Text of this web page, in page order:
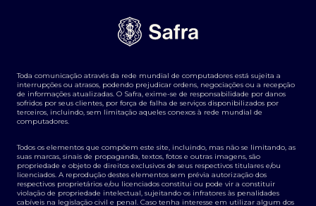
Transparência de remuneração
Termos e Condições para Portabilidade de Investimento
Toda comunicação através da rede mundial de computadores está sujeita a
interrupções ou atrasos, podendo prejudicar ordens, negociações ou a recepção
de informações atualizadas. O Safra, exime-se de responsabilidade por danos
sofridos por seus clientes, por força de falha de serviços disponibilizados por
terceiros, incluindo, sem limitação aqueles conexos à rede mundial de
computadores.
Todos os elementos que compõem este site, incluindo, mas não se limitando, as
suas marcas, sinais de propaganda, textos, fotos e outras imagens, são
propriedade e objeto de direitos exclusivos de seus respectivos titulares e/ou
licenciados. A reprodução destes elementos sem prévia autorização dos
respectivos proprietários e/ou licenciados constitui ou pode vir a constituir
violação de propriedade intelectual, sujeitando os infratores às penalidades
cabíveis na legislação civil e penal. Caso tenha interesse em utilizar algum dos